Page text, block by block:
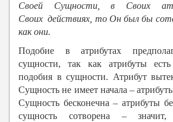
Своей Сущности, в Своих
Своих действиях, то Он был бы
как они.
Подобие в атрибутах
сущности, так как атрибуты есть
подобия в сущности. Атрибут
Сущность не имеет начала –
Сущность бесконечна – атрибуты
сущность сотворена –